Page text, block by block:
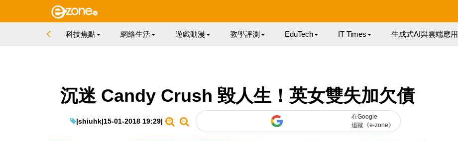
科技焦點 網絡生活 遊戲動漫 教學評測 EduTech IT Times 生成式AI與雲端應用
沉迷 Candy Crush 毀人生！英女雙失加欠債
|shiuhk|15-01-2018 19:29|
在Google
追蹤《e-zone》